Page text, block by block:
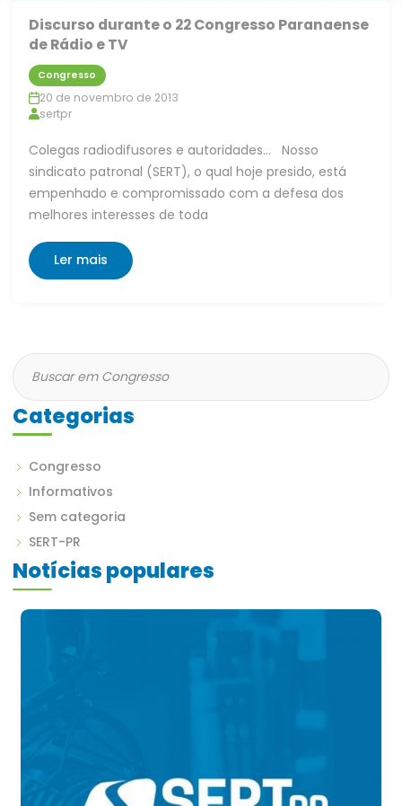
Discurso durante o 22 Congresso Paranaense
de Rádio e TV
Congresso
20 de novembro de 2013
sertpr
Colegas radiodifusores e autoridades… Nosso
sindicato patronal (SERT), o qual hoje presido, está
empenhado e compromissado com a defesa dos
melhores interesses de toda
Ler mais
Categorias
Congresso
Informativos
Sem categoria
SERT-PR
Notícias populares